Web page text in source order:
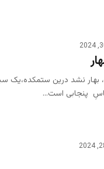
بهار نشد درین ستمکده،یک
پنجابی است…